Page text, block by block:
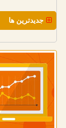
جدیدترین ها